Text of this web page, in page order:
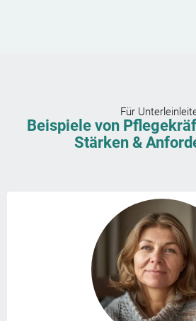
Für
Beispiele von
Stärken &